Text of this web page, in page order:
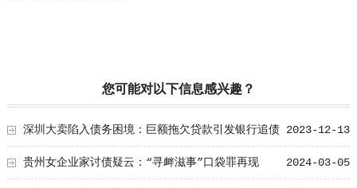
您可能对以下信息感兴趣？
2023-12-13
深圳大卖陷入债务困境：巨额拖欠贷款引发银行追债
风暴 2024-03-05
贵州女企业家讨债疑云：“寻衅滋事”口袋罪再现